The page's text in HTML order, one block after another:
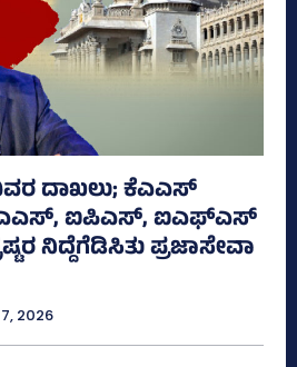
ದಾಖಲು; ಕೆಎಎಸ್
ಐಪಿಎಸ್‌, ಐಎಫ್‌ಎಸ್‌
ನಿದ್ದೆಗೆಡಿಸಿತು ಪ್ರಜಾಸೇವಾ
2026